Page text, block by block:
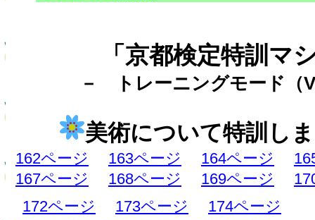
「京都検定特訓マ
－ トレーニングモード（
美術について特訓し
162ページ 163ページ 164ページ
167ページ
168ページ 169ページ
172ページ
173ページ 174ページ